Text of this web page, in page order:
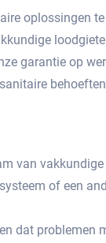
oplossingen
garantie op
van
of een
dat problemen